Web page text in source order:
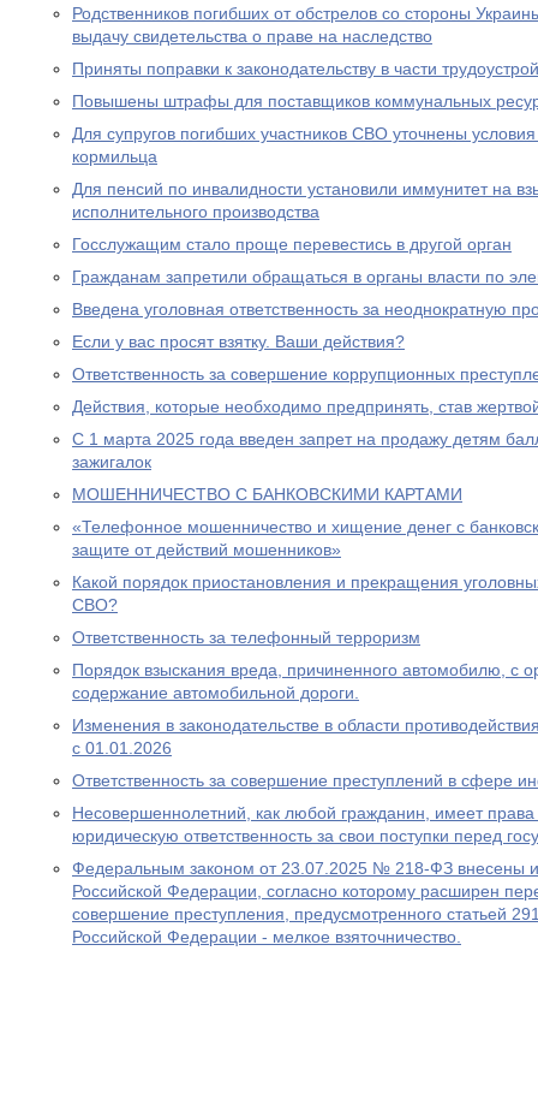
Родственников погибших от обстрелов со стороны
выдачу свидетельства о праве на наследство
Приняты поправки к законодательству в части
Повышены штрафы для поставщиков коммунальных
Для супругов погибших участников СВО уточнены
кормильца
Для пенсий по инвалидности установили иммунитет на
исполнительного производства
Госслужащим стало проще перевестись в другой орган
Гражданам запретили обращаться в органы власти по
Введена уголовная ответственность за неоднократную
Если у вас просят взятку. Ваши действия?
Ответственность за совершение коррупционных
Действия, которые необходимо предпринять, став
С 1 марта 2025 года введен запрет на продажу детям
зажигалок
МОШЕННИЧЕСТВО С БАНКОВСКИМИ КАРТАМИ
«Телефонное мошенничество и хищение денег с
защите от действий мошенников»
Какой порядок приостановления и прекращения
СВО?
Ответственность за телефонный терроризм
Порядок взыскания вреда, причиненного автомобилю, с
содержание автомобильной дороги.
Изменения в законодательстве в области
с 01.01.2026
Ответственность за совершение преступлений в сфере
Несовершеннолетний, как любой гражданин, имеет права
юридическую ответственность за свои поступки перед
Федеральным законом от 23.07.2025 № 218-ФЗ внесены
Российской Федерации, согласно которому расширен
совершение преступления, предусмотренного статьей
Российской Федерации - мелкое взяточничество.